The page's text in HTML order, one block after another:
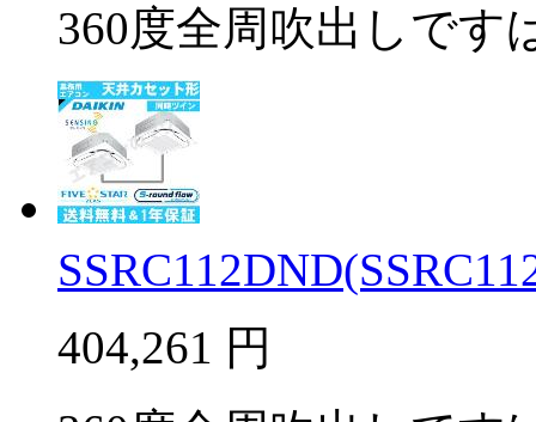
360度全周吹出しです
404,261 円